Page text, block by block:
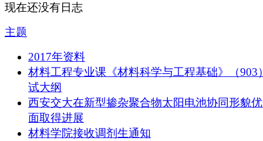
现在还没有日志
主题
2017年资料
材料工程专业课《材料科学与工程基础》（903
试大纲
西安交大在新型掺杂聚合物太阳电池协同形貌
面取得进展
材料学院接收调剂生通知